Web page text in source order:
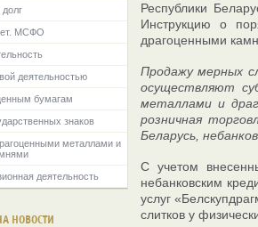
МСФО
деятельностью
бумагам
знаков
металлами и
деятельность
НОВОСТИ
Республики
Инструкцию о
драгоценными
Продажу мерных
осуществляют
металлами и
розничная
Беларусь,
С учетом
небанковским
услуг
слитков у